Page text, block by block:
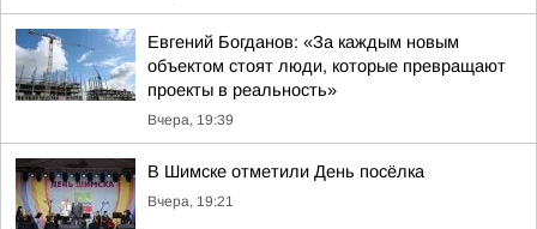
Евгений Богданов: «За каждым новым
объектом стоят люди, которые превращают
проекты в реальность»
Вчера, 19:39
В Шимске отметили День посёлка
Вчера, 19:21